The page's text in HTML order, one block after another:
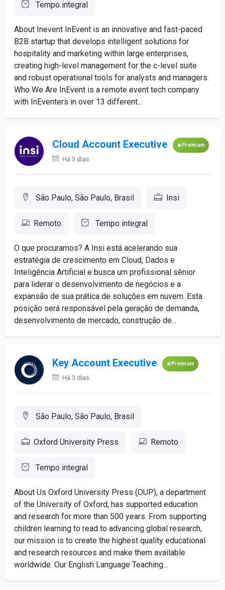
Tempo integral
About Inevent InEvent is an innovative and fast-paced
B2B startup that develops intelligent solutions for
hospitality and marketing within large enterprises,
creating high-level management for the c-level suite
and robust operational tools for analysts and managers.
Who We Are InEvent is a remote event tech company
with InEventers in over 13 different...
Cloud Account Executive Premium
Há 3 dias
São Paulo, São Paulo, Brasil Insi
Remoto Tempo integral
O que procuramos? A Insi está acelerando sua
estratégia de crescimento em Cloud, Dados e
Inteligência Artificial e busca um profissional sênior
para liderar o desenvolvimento de negócios e a
expansão de sua prática de soluções em nuvem. Esta
posição será responsável pela geração de demanda,
desenvolvimento de mercado, construção de...
Key Account Executive Premium
Há 3 dias
São Paulo, São Paulo, Brasil
Oxford University Press Remoto
Tempo integral
About Us Oxford University Press (OUP), a department
of the University of Oxford, has supported education
and research for more than 500 years. From supporting
children learning to read to advancing global research,
our mission is to create the highest quality educational
and research resources and make them available
worldwide. Our English Language Teaching...